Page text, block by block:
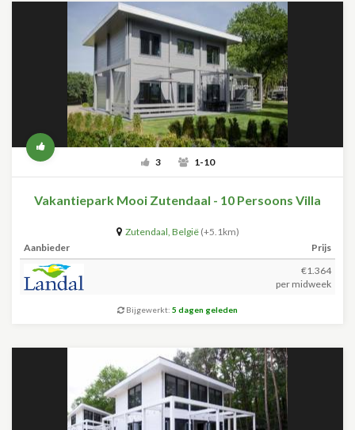
3 1-10
Vakantiepark Mooi Zutendaal - 10 Persoons Villa
Zutendaal, België (+5.1km)
Aanbieder
Prijs
€1.364
per midweek
Bijgewerkt: 5 dagen geleden